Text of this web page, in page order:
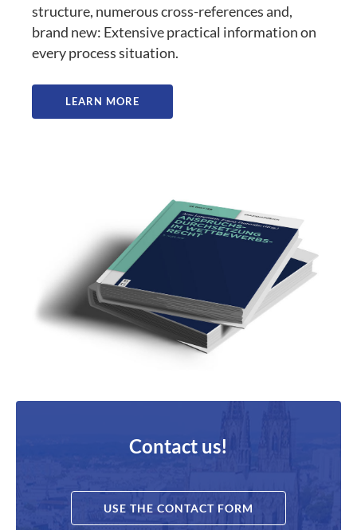
structure, numerous cross-references and,
brand new: Extensive practical information on
every process situation.
LEARN MORE
Contact us!
USE THE CONTACT FORM